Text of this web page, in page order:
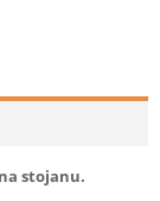
stojanu.